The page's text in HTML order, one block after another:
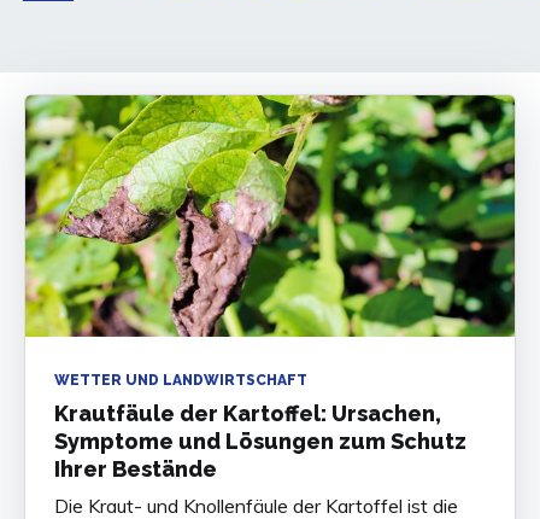
WETTER UND LANDWIRTSCHAFT
Krautfäule der Kartoffel: Ursachen,
Symptome und Lösungen zum Schutz
Ihrer Bestände
Die Kraut- und Knollenfäule der Kartoffel ist die